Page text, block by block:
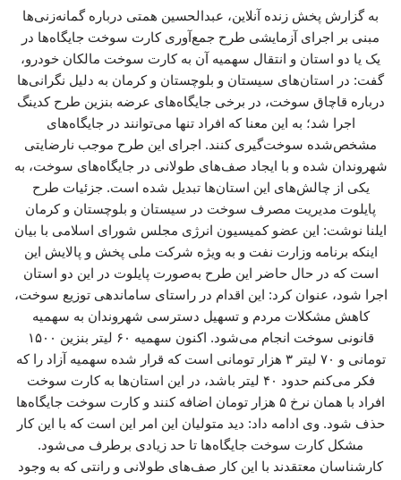
به گزارش پخش زنده آنلاین، عبدالحسین همتی درباره گمانه‌زنی‌ها
مبنی بر اجرای آزمایشی طرح جمع‌آوری کارت سوخت جایگاه‌ها در
یک یا دو استان و انتقال سهمیه آن به کارت سوخت مالکان خودرو،
گفت: در استان‌های سیستان و بلوچستان و کرمان به دلیل نگرانی‌ها
درباره قاچاق سوخت، در برخی جایگاه‌های عرضه بنزین طرح کدینگ
اجرا شد؛ به این معنا که افراد تنها می‌توانند در جایگاه‌های
مشخص‌شده سوخت‌گیری کنند. اجرای این طرح موجب نارضایتی
شهروندان شده و با ایجاد صف‌های طولانی در جایگاه‌های سوخت، به
یکی از چالش‌های این استان‌ها تبدیل شده است. جزئیات طرح
پایلوت مدیریت مصرف سوخت در سیستان و بلوچستان و کرمان
ایلنا نوشت: این عضو کمیسیون انرژی مجلس شورای اسلامی با بیان
اینکه برنامه وزارت نفت و به ویژه شرکت ملی پخش و پالایش این
است که در حال حاضر این طرح به‌صورت پایلوت در این دو استان
اجرا شود، عنوان کرد: این اقدام در راستای ساماندهی توزیع سوخت،
کاهش مشکلات مردم و تسهیل دسترسی شهروندان به سهمیه
قانونی سوخت انجام می‌شود. اکنون سهمیه ۶۰ لیتر بنزین ۱۵۰۰
تومانی و ۷۰ لیتر ۳ هزار تومانی است که قرار شده سهمیه آزاد را که
فکر می‌کنم حدود ۴۰ لیتر باشد، در این استان‌ها به کارت سوخت
افراد با همان نرخ ۵ هزار تومان اضافه کنند و کارت سوخت جایگاه‌ها
حذف شود. وی ادامه داد: دید متولیان این امر این است که با این کار
مشکل کارت سوخت جایگاه‌ها تا حد زیادی برطرف می‌شود.
کارشناسان معتقدند با این کار صف‌های طولانی و رانتی که به وجود